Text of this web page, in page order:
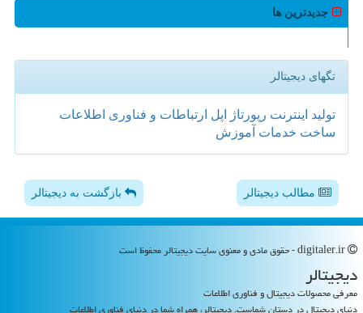
جدیدترین ها
تگهای دیجیتالر
تولید اینترنت رپورتاژ اپل ارتباطات و فناوری اطلاعات
ساخت خدمات آموزش
مطالب دیجیتالر بازگشت به دیجیتالر
دیجیتالر
معرفی محصولات دیجیتال و فناوری اطلاعات
دنیای دیجیتال در دستان شماست. دیجیتالر، همراه شما در دنیای فناوری اطلاعات